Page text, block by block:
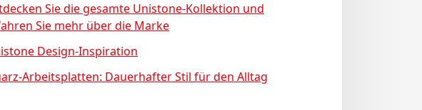
Sie die gesamte Unistone-Kollektion und
Sie mehr über die Marke
Design-Inspiration
Arbeitsplatten: Dauerhafter Stil für den Alltag